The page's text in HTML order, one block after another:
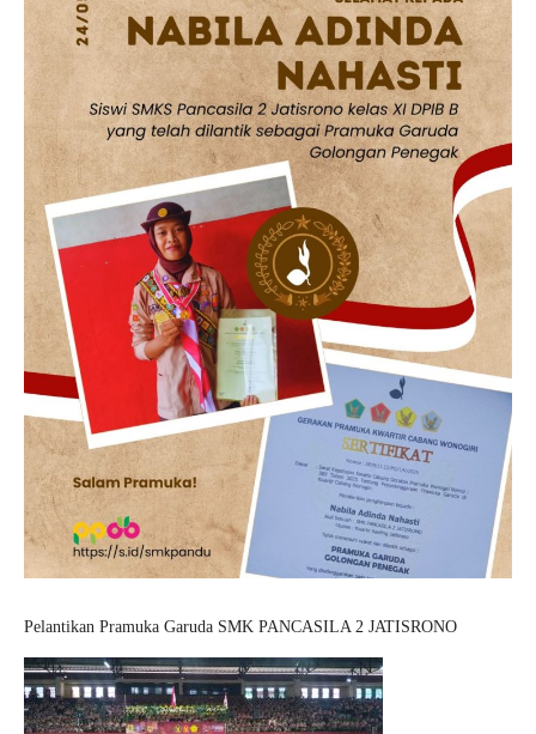
Pelantikan Pramuka Garuda SMK PANCASILA 2 JATISRONO